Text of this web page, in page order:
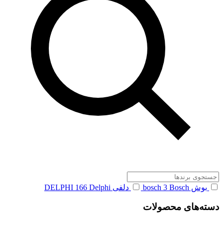
بوش bosch 3 Bosch دلفی DELPHI 166 Delphi
دسته‌های محصولات